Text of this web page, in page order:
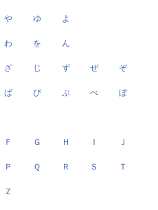
や ゆ よ
わ を ん
ざ じ ず ぜ ぞ
ば び ぶ べ ぼ
Ｆ Ｇ Ｈ Ｉ Ｊ
Ｐ Ｑ Ｒ Ｓ Ｔ
Ｚ